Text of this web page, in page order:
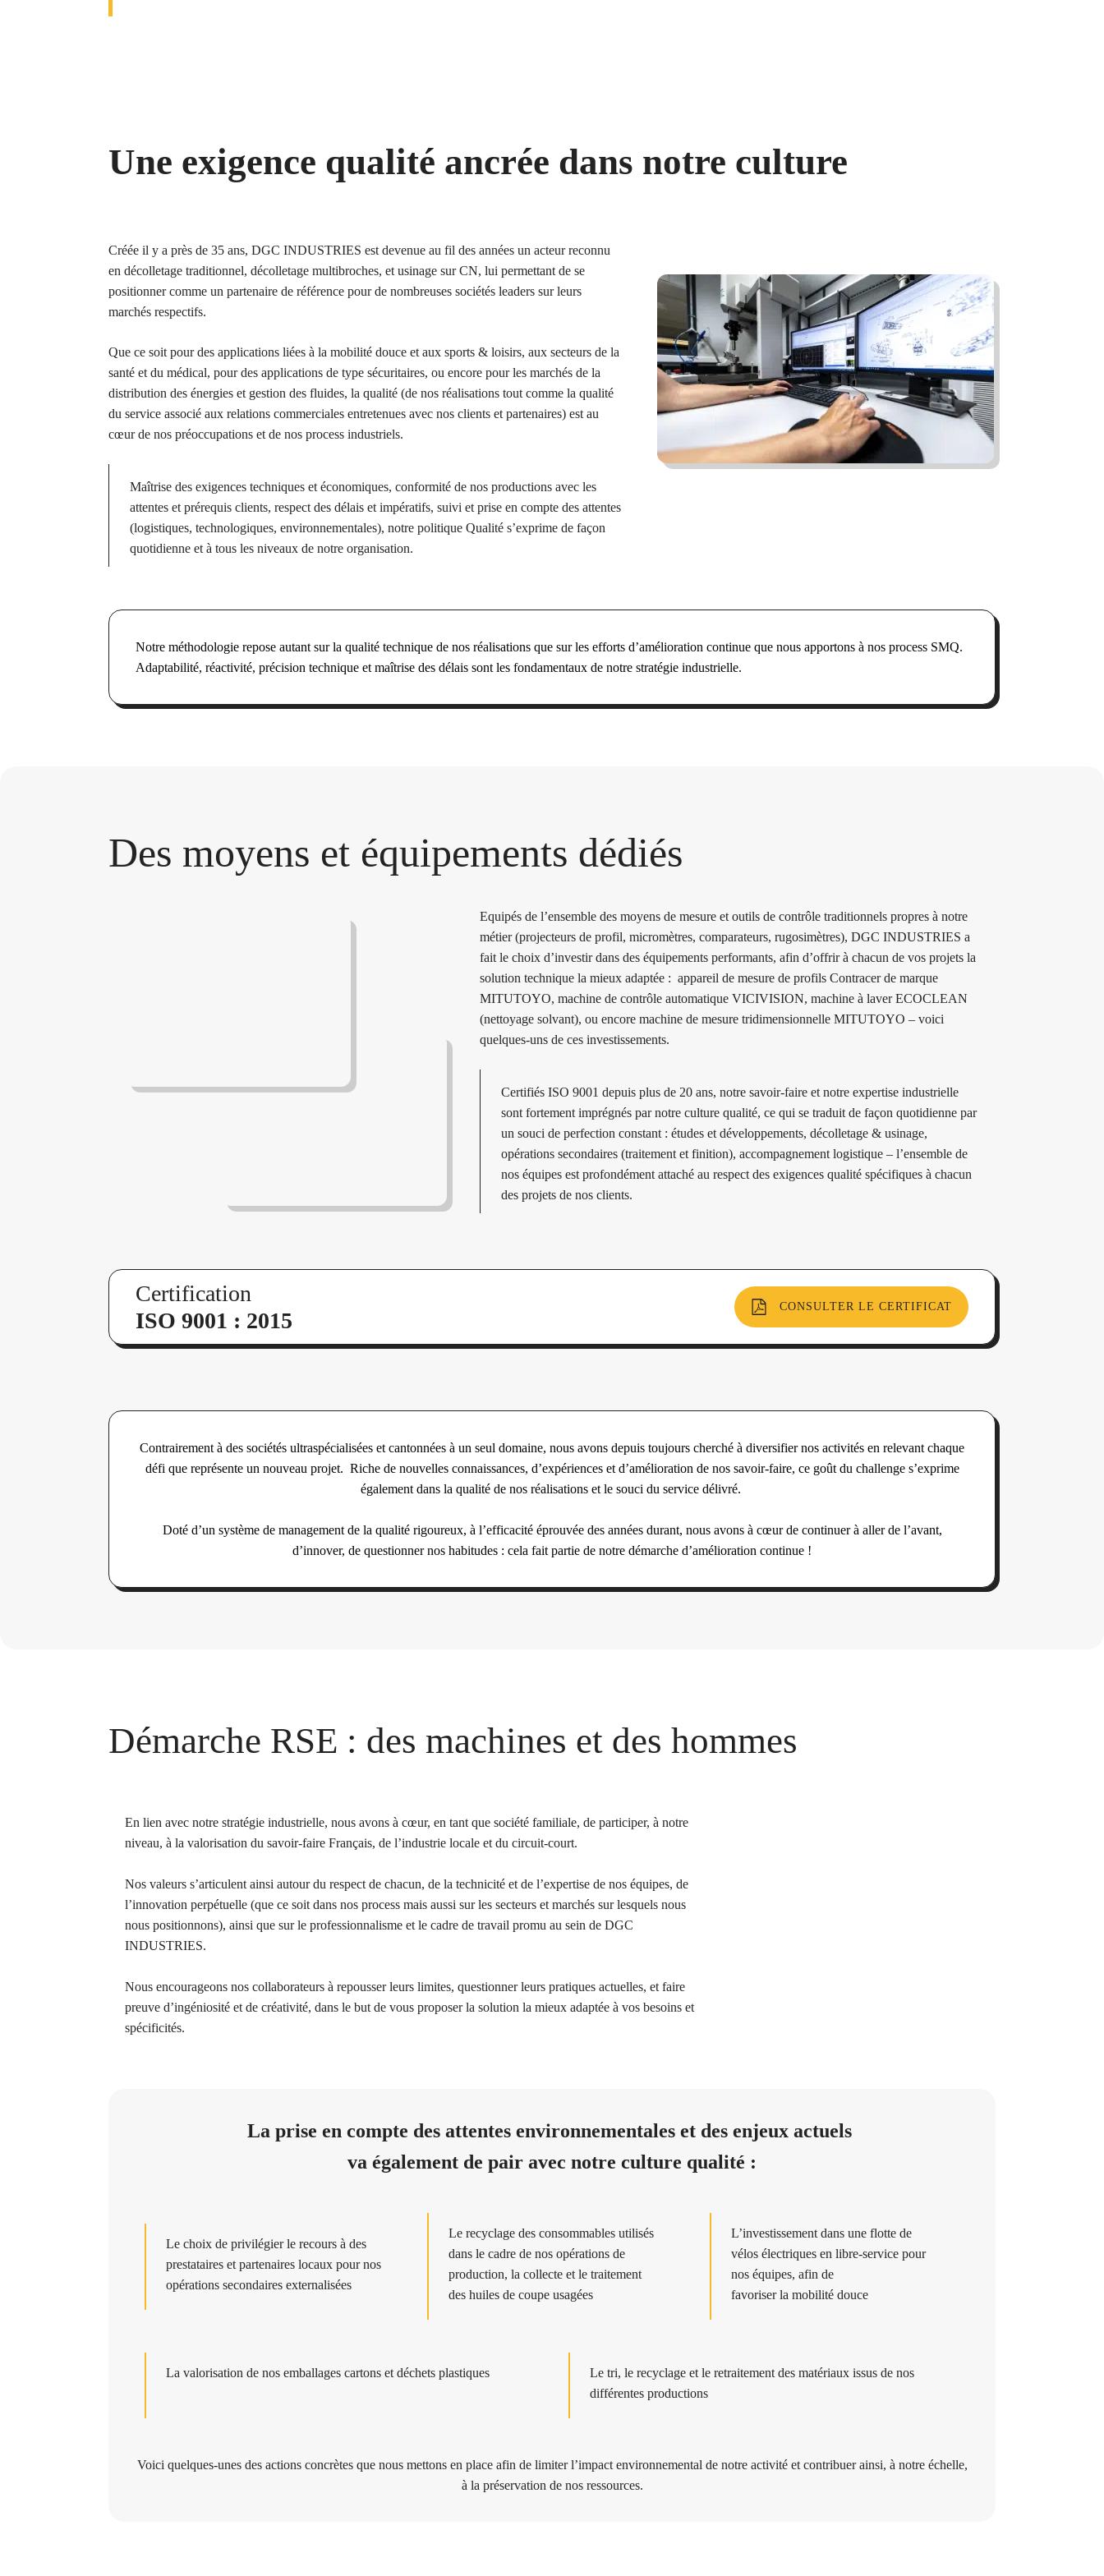
armement
Une exigence qualité ancrée dans notre culture
Créée il y a près de 35 ans, DGC INDUSTRIES est devenue au fil des années un acteur reconnu
en décolletage traditionnel, décolletage multibroches, et usinage sur CN, lui permettant de se
positionner comme un partenaire de référence pour de nombreuses sociétés leaders sur leurs
marchés respectifs.
Que ce soit pour des applications liées à la mobilité douce et aux sports & loisirs, aux secteurs de la
santé et du médical, pour des applications de type sécuritaires, ou encore pour les marchés de la
distribution des énergies et gestion des fluides, la qualité (de nos réalisations tout comme la qualité
du service associé aux relations commerciales entretenues avec nos clients et partenaires) est au
cœur de nos préoccupations et de nos process industriels.
Maîtrise des exigences techniques et économiques, conformité de nos productions avec les
attentes et prérequis clients, respect des délais et impératifs, suivi et prise en compte des attentes
(logistiques, technologiques, environnementales), notre politique Qualité s’exprime de façon
quotidienne et à tous les niveaux de notre organisation.
Notre méthodologie repose autant sur la qualité technique de nos réalisations que sur les efforts d’amélioration continue que nous apportons à nos process SMQ.
Adaptabilité, réactivité, précision technique et maîtrise des délais sont les fondamentaux de notre stratégie industrielle.
Des moyens et équipements dédiés
Equipés de l’ensemble des moyens de mesure et outils de contrôle traditionnels propres à notre
métier (projecteurs de profil, micromètres, comparateurs, rugosimètres), DGC INDUSTRIES a
fait le choix d’investir dans des équipements performants, afin d’offrir à chacun de vos projets la
solution technique la mieux adaptée : appareil de mesure de profils Contracer de marque
MITUTOYO, machine de contrôle automatique VICIVISION, machine à laver ECOCLEAN
(nettoyage solvant), ou encore machine de mesure tridimensionnelle MITUTOYO – voici
quelques-uns de ces investissements.
Certifiés ISO 9001 depuis plus de 20 ans, notre savoir-faire et notre expertise industrielle
sont fortement imprégnés par notre culture qualité, ce qui se traduit de façon quotidienne par
un souci de perfection constant : études et développements, décolletage & usinage,
opérations secondaires (traitement et finition), accompagnement logistique – l’ensemble de
nos équipes est profondément attaché au respect des exigences qualité spécifiques à chacun
des projets de nos clients.
Certification
ISO 9001 : 2015
CONSULTER LE CERTIFICAT
Contrairement à des sociétés ultraspécialisées et cantonnées à un seul domaine, nous avons depuis toujours cherché à diversifier nos activités en relevant chaque
défi que représente un nouveau projet. Riche de nouvelles connaissances, d’expériences et d’amélioration de nos savoir-faire, ce goût du challenge s’exprime
également dans la qualité de nos réalisations et le souci du service délivré.
Doté d’un système de management de la qualité rigoureux, à l’efficacité éprouvée des années durant, nous avons à cœur de continuer à aller de l’avant,
d’innover, de questionner nos habitudes : cela fait partie de notre démarche d’amélioration continue !
Démarche RSE : des machines et des hommes
En lien avec notre stratégie industrielle, nous avons à cœur, en tant que société familiale, de participer, à notre
niveau, à la valorisation du savoir-faire Français, de l’industrie locale et du circuit-court.
Nos valeurs s’articulent ainsi autour du respect de chacun, de la technicité et de l’expertise de nos équipes, de
l’innovation perpétuelle (que ce soit dans nos process mais aussi sur les secteurs et marchés sur lesquels nous
nous positionnons), ainsi que sur le professionnalisme et le cadre de travail promu au sein de DGC
INDUSTRIES.
Nous encourageons nos collaborateurs à repousser leurs limites, questionner leurs pratiques actuelles, et faire
preuve d’ingéniosité et de créativité, dans le but de vous proposer la solution la mieux adaptée à vos besoins et
spécificités.
La prise en compte des attentes environnementales et des enjeux actuels
va également de pair avec notre culture qualité :
Le choix de privilégier le recours à des
prestataires et partenaires locaux pour nos
opérations secondaires externalisées
Le recyclage des consommables utilisés
dans le cadre de nos opérations de
production, la collecte et le traitement
des huiles de coupe usagées
L’investissement dans une flotte de
vélos électriques en libre-service pour
nos équipes, afin de
favoriser la mobilité douce
La valorisation de nos emballages cartons et déchets plastiques Le tri, le recyclage et le retraitement des matériaux issus de nos
différentes productions
Voici quelques-unes des actions concrètes que nous mettons en place afin de limiter l’impact environnemental de notre activité et contribuer ainsi, à notre échelle,
à la préservation de nos ressources.